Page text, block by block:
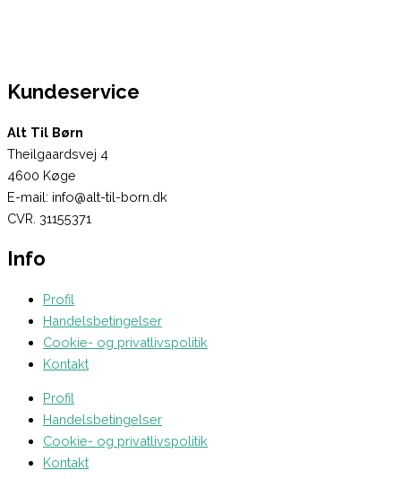
Kundeservice
Alt Til Børn
Theilgaardsvej 4
4600 Køge
E-mail: info@alt-til-born.dk
CVR. 31155371
Info
Profil
Handelsbetingelser
Cookie- og privatlivspolitik
Kontakt
Profil
Handelsbetingelser
Cookie- og privatlivspolitik
Kontakt